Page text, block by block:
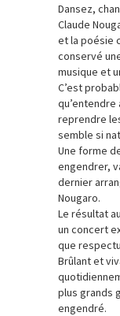
Dansez,
Claude
et la poésie
conservé
musique et
C’est
qu’entendre
reprendre
semble si
Une forme
engendrer,
dernier
Nougaro.
Le résultat
un concert
que
Brûlant et
plus grands
engendré.